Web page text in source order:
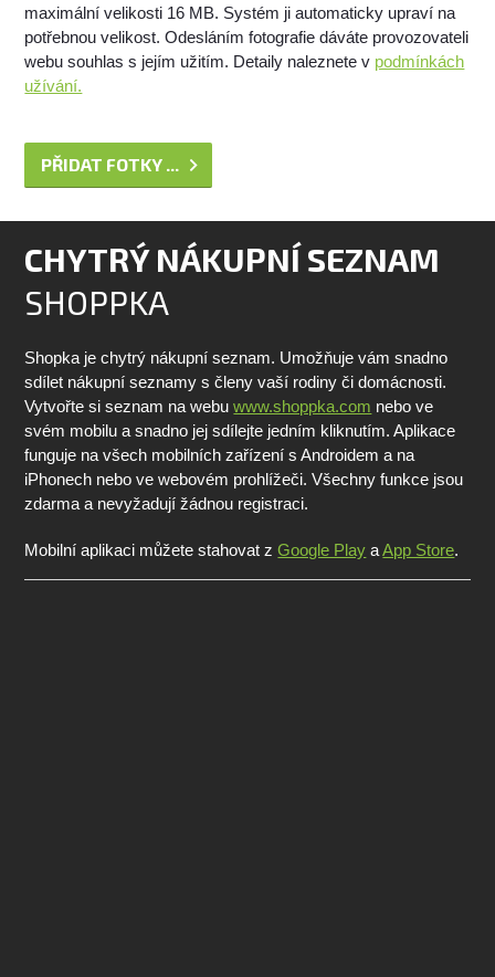
maximální velikosti 16 MB. Systém ji automaticky upraví na
potřebnou velikost. Odesláním fotografie dáváte provozovateli
webu souhlas s jejím užitím. Detaily naleznete v podmínkách
užívání.
PŘIDAT FOTKY ...
CHYTRÝ NÁKUPNÍ SEZNAM
SHOPPKA
Shopka je chytrý nákupní seznam. Umožňuje vám snadno
sdílet nákupní seznamy s členy vaší rodiny či domácnosti.
Vytvořte si seznam na webuwww.shoppka.com nebo ve
svém mobilu a snadno jej sdílejte jedním kliknutím. Aplikace
funguje na všech mobilních zařízení s Androidem a na
iPhonech nebo ve webovém prohlížeči. Všechny funkce jsou
zdarma a nevyžadují žádnou registraci.
Mobilní aplikaci můžete stahovat zGoogle Play aApp Store.